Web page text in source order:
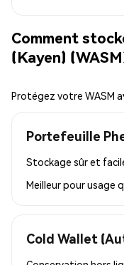
Comment
(Kayen)
Protégez votre WASM
Portefeuille
Stockage sûr et
Meilleur pourusage
Cold Wallet